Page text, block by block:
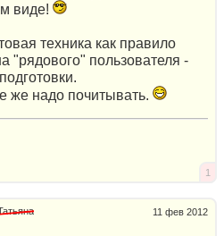
виде!
техника как правило
"рядового" пользователя -
же надо почитывать.
1
11 фев 2012